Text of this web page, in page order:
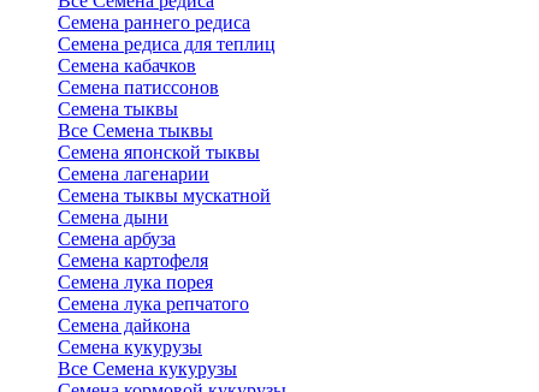
Семена раннего редиса
Семена редиса для теплиц
Семена кабачков
Семена патиссонов
Семена тыквы
Все Семена тыквы
Семена японской тыквы
Семена лагенарии
Семена тыквы мускатной
Семена дыни
Семена арбуза
Семена картофеля
Семена лука порея
Семена лука репчатого
Семена дайкона
Семена кукурузы
Все Семена кукурузы